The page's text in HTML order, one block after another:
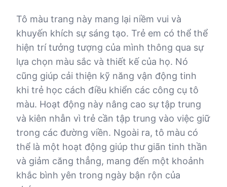
Tô màu trang này mang lại niềm vui và
khuyến khích sự sáng tạo. Trẻ em có thể thể
hiện trí tưởng tượng của mình thông qua sự
lựa chọn màu sắc và thiết kế của họ. Nó
cũng giúp cải thiện kỹ năng vận động tinh
khi trẻ học cách điều khiển các công cụ tô
màu. Hoạt động này nâng cao sự tập trung
và kiên nhẫn vì trẻ cần tập trung vào việc giữ
trong các đường viền. Ngoài ra, tô màu có
thể là một hoạt động giúp thư giãn tinh thần
và giảm căng thẳng, mang đến một khoảnh
khắc bình yên trong ngày bận rộn của